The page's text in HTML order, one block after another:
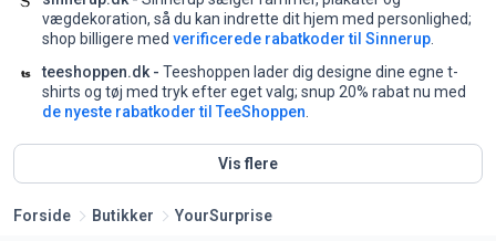
vægdekoration, så du kan indrette dit hjem med personlighed;
shop billigere med verificerede rabatkoder til Sinnerup
teeshoppen.dk - Teeshoppen lader dig designe dine egne t-
shirts og tøj med tryk efter eget valg; snup 20% rabat nu med
de nyeste rabatkoder til TeeShoppen
Vis flere
Forside Butikker YourSurprise